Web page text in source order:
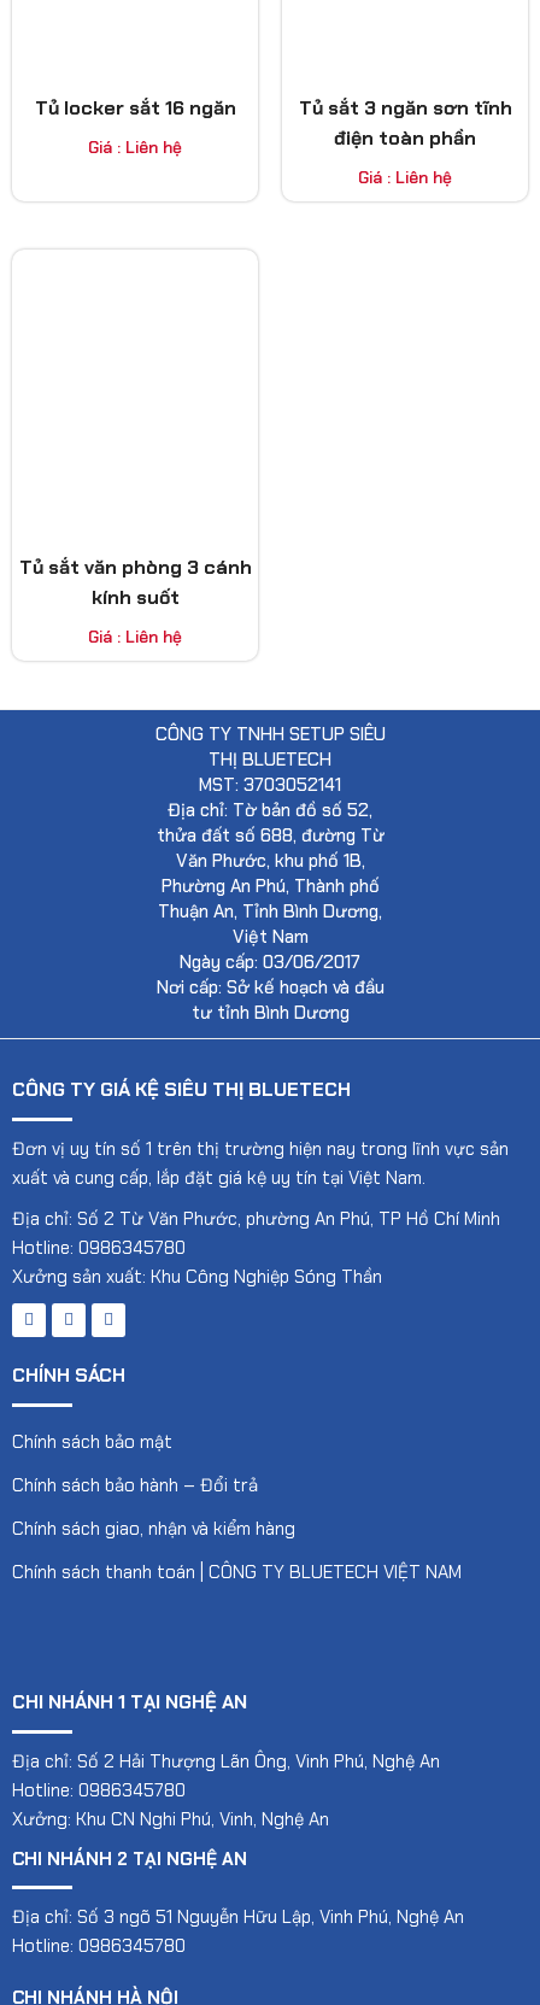
Tủ locker sắt 16 ngăn
Giá : Liên hệ
Tủ sắt 3 ngăn sơn tĩnh
điện toàn phần
Giá : Liên hệ
Tủ sắt văn phòng 3 cánh
kính suốt
Giá : Liên hệ
CÔNG TY TNHH SETUP SIÊU
THỊ BLUETECH
MST: 3703052141
Địa chỉ: Tờ bản đồ số 52,
thửa đất số 688, đường Từ
Văn Phước, khu phố 1B,
Phường An Phú, Thành phố
Thuận An, Tỉnh Bình Dương,
Việt Nam
Ngày cấp: 03/06/2017
Nơi cấp: Sở kế hoạch và đầu
tư tỉnh Bình Dương
CÔNG TY GIÁ KỆ SIÊU THỊ BLUETECH
Đơn vị uy tín số 1 trên thị trường hiện nay trong lĩnh vực sản
xuất và cung cấp, lắp đặt giá kệ uy tín tại Việt Nam.
Địa chỉ: Số 2 Từ Văn Phước, phường An Phú, TP Hồ Chí Minh
Hotline: 0986345780
Xưởng sản xuất: Khu Công Nghiệp Sóng Thần
CHÍNH SÁCH
Chính sách bảo mật
Chính sách bảo hành – Đổi trả
Chính sách giao, nhận và kiểm hàng
Chính sách thanh toán | CÔNG TY BLUETECH VIỆT NAM
CHI NHÁNH 1 TẠI NGHỆ AN
Địa chỉ: Số 2 Hải Thượng Lãn Ông, Vinh Phú, Nghệ An
Hotline: 0986345780
Xưởng: Khu CN Nghi Phú, Vinh, Nghệ An
CHI NHÁNH 2 TẠI NGHỆ AN
Địa chỉ: Số 3 ngõ 51 Nguyễn Hữu Lập, Vinh Phú, Nghệ An
Hotline: 0986345780
CHI NHÁNH HÀ NỘI